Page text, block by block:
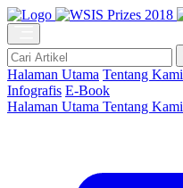
Halaman Utama Tentang Kami
Infografis E-Book
Halaman Utama Tentang Kami